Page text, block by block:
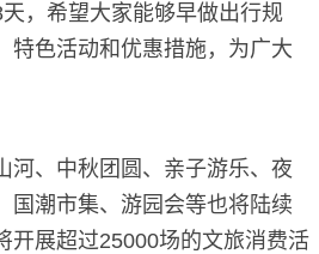
，希望大家能够早做出行规
特色活动和优惠措施，为广大
河、中秋团圆、亲子游乐、夜
国潮市集、游园会等也将陆续
开展超过25000场的文旅消费活